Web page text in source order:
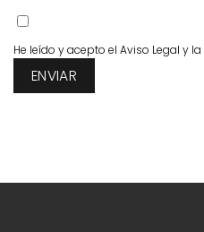
He leído y acepto el Aviso Legal y la